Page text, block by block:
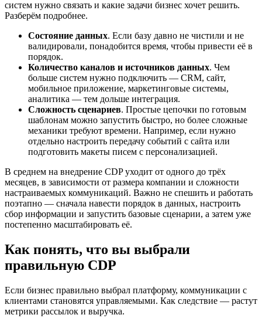
систем нужно связать и какие задачи бизнес хочет решить.
Разберём подробнее.
Состояние данных. Если базу давно не чистили и не
валидировали, понадобится время, чтобы привести её в
порядок.
Количество каналов и источников данных. Чем
больше систем нужно подключить — CRM, сайт,
мобильное приложение, маркетинговые системы,
аналитика — тем дольше интеграция.
Сложность сценариев. Простые цепочки по готовым
шаблонам можно запустить быстро, но более сложные
механики требуют времени. Например, если нужно
отдельно настроить передачу событий с сайта или
подготовить макеты писем с персонализацией.
В среднем на внедрение CDP уходит от одного до трёх
месяцев, в зависимости от размера компании и сложности
настраиваемых коммуникаций. Важно не спешить и работать
поэтапно — сначала навести порядок в данных, настроить
сбор информации и запустить базовые сценарии, а затем уже
постепенно масштабировать её.
Как понять, что вы выбрали
правильную CDP
Если бизнес правильно выбрал платформу, коммуникации с
клиентами становятся управляемыми. Как следствие — растут
метрики рассылок и выручка.